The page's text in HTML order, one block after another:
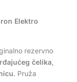
Elektro
rezervno
čelika
. Pruža